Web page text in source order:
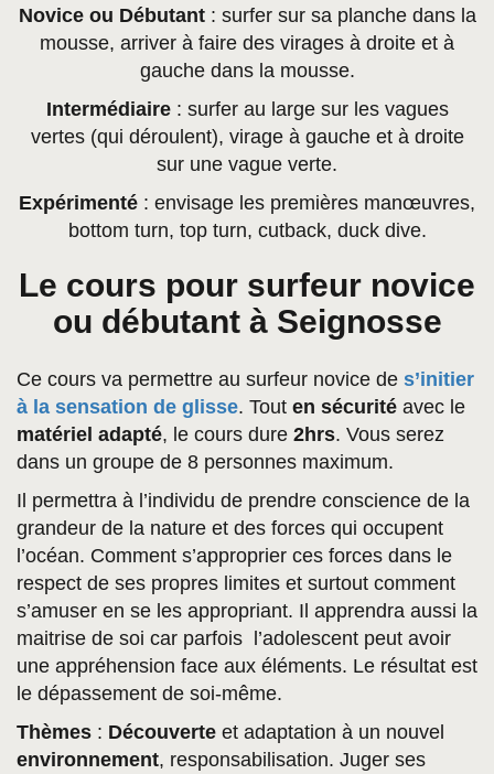
Novice ou Débutant: surfer sur sa planche dans la
mousse, arriver à faire des virages à droite et à
gauche dans la mousse.
Intermédiaire: surfer au large sur les vagues
vertes (qui déroulent), virage à gauche et à droite
sur une vague verte.
Expérimenté : envisage les premières manœuvres,
bottom turn, top turn, cutback, duck dive.
Le cours pour surfeur novice
ou débutant à Seignosse
Ce cours va permettre au surfeur novice de s’initier
à la sensation de glisse. Tout en sécurité avec le
matériel adapté, le cours dure 2hrs. Vous serez
dans un groupe de 8 personnes maximum.
Il permettra à l’individu de prendre conscience de la
grandeur de la nature et des forces qui occupent
l’océan. Comment s’approprier ces forces dans le
respect de ses propres limites et surtout comment
s’amuser en se les appropriant. Il apprendra aussi la
maitrise de soi car parfois l’adolescent peut avoir
une appréhension face aux éléments. Le résultat est
le dépassement de soi-même.
Thèmes : Découverte et adaptation à un nouvel
environnement, responsabilisation. Juger ses